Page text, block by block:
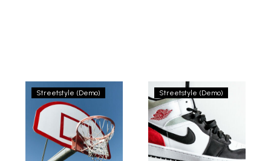
odio.
(Demo)
Parisian
brand
gentle
reminder
launches
Streetstyle (Demo)
Ullac
spring/summer
collection
2022
gender
Streetstyle (Demo)